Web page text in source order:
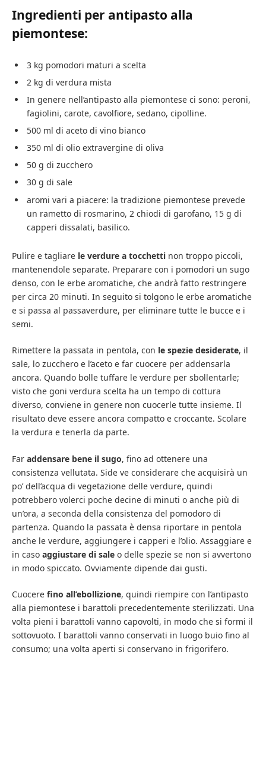
Ingredienti per antipasto alla
piemontese:
3 kg pomodori maturi a scelta
2 kg di verdura mista
In genere nell’antipasto alla piemontese ci sono: peroni,
fagiolini, carote, cavolfiore, sedano, cipolline.
500 ml di aceto di vino bianco
350 ml di olio extravergine di oliva
50 g di zucchero
30 g di sale
aromi vari a piacere: la tradizione piemontese prevede
un rametto di rosmarino, 2 chiodi di garofano, 15 g di
capperi dissalati, basilico.
Pulire e tagliare le verdure a tocchetti non troppo piccoli,
mantenendole separate. Preparare con i pomodori un sugo
denso, con le erbe aromatiche, che andrà fatto restringere
per circa 20 minuti. In seguito si tolgono le erbe aromatiche
e si passa al passaverdure, per eliminare tutte le bucce e i
semi.
Rimettere la passata in pentola, con le spezie desiderate, il
sale, lo zucchero e l’aceto e far cuocere per addensarla
ancora. Quando bolle tuffare le verdure per sbollentarle;
visto che goni verdura scelta ha un tempo di cottura
diverso, conviene in genere non cuocerle tutte insieme. Il
risultato deve essere ancora compatto e croccante. Scolare
la verdura e tenerla da parte.
Far addensare bene il sugo, fino ad ottenere una
consistenza vellutata. Side ve considerare che acquisirà un
po’ dell’acqua di vegetazione delle verdure, quindi
potrebbero volerci poche decine di minuti o anche più di
un’ora, a seconda della consistenza del pomodoro di
partenza. Quando la passata è densa riportare in pentola
anche le verdure, aggiungere i capperi e l’olio. Assaggiare e
in caso aggiustare di sale o delle spezie se non si avvertono
in modo spiccato. Ovviamente dipende dai gusti.
Cuocere fino all’ebollizione, quindi riempire con l’antipasto
alla piemontese i barattoli precedentemente sterilizzati. Una
volta pieni i barattoli vanno capovolti, in modo che si formi il
sottovuoto. I barattoli vanno conservati in luogo buio fino al
consumo; una volta aperti si conservano in frigorifero.